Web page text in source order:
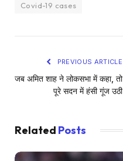
Covid-19 cases
PREVIOUS ARTICLE
जब अमित शाह ने लोकसभा में कहा, तो
पूरे सदन में हंसी गूंज उठी
Related Posts